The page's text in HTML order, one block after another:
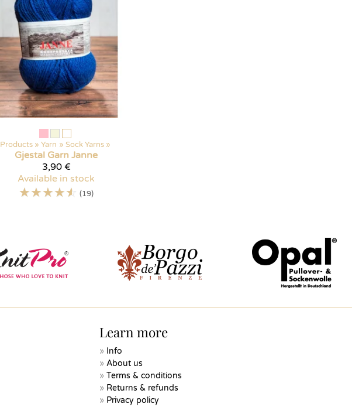
Products ‪» Yarn ‪» Sock Yarns ‪»
Gjestal Garn Janne
3,90 €
Available in stock
☆☆☆☆☆ (19)
Learn more
Info
About us
Terms & conditions
Returns & refunds
Privacy policy